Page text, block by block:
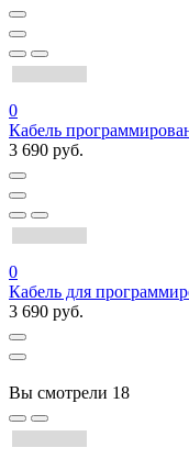
0
Кабель
3 690 руб.
0
Кабель для
3 690 руб.
Вы смотрели 18